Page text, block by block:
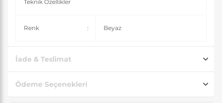
Teknik Özellikler
Renk : Beyaz
İade & Teslimat
Ödeme Seçenekleri